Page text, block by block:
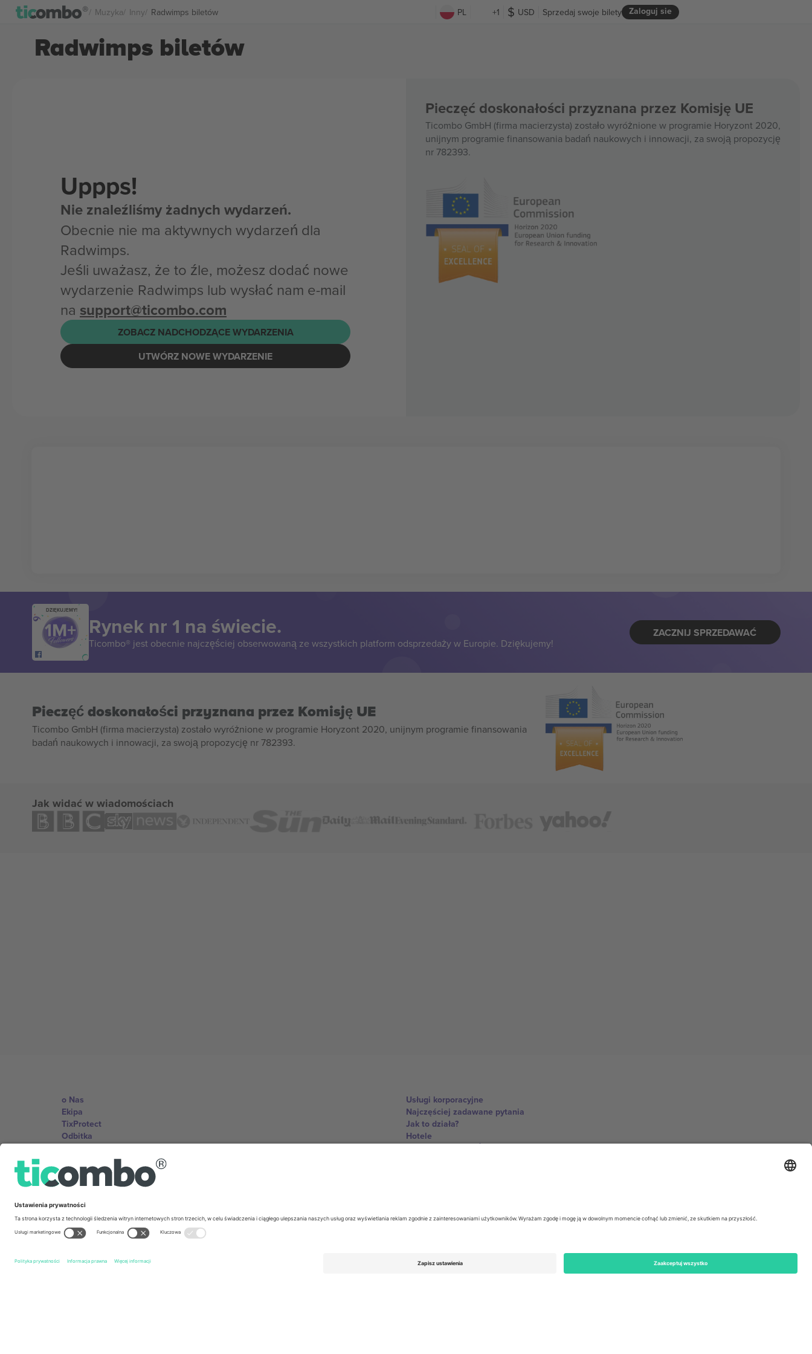
Muzyka Inny Radwimps biletów PL +1 USD Zaloguj sie
Sprzedaj swoje bilety
Radwimps biletów
Uppps!
Nie znaleźliśmy żadnych wydarzeń.
Obecnie nie ma aktywnych wydarzeń dla
Radwimps.
Jeśli uważasz, że to źle, możesz dodać nowe
wydarzenie Radwimps lub wysłać nam e-mail
na support@ticombo.com
ZOBACZ NADCHODZĄCE WYDARZENIA
UTWÓRZ NOWE WYDARZENIE
Pieczęć doskonałości przyznana przez Komisję UE
Ticombo GmbH (firma macierzysta) zostało wyróżnione w programie Horyzont 2020,
unijnym programie finansowania badań naukowych i innowacji, za swoją propozycję
nr 782393.
DZIĘKUJEMY!
Rynek nr 1 na świecie.
Ticombo® jest obecnie najczęściej obserwowaną ze wszystkich platform odsprzedaży w Europie. Dziękujemy!
ZACZNIJ SPRZEDAWAĆ
Pieczęć doskonałości przyznana przez Komisję UE
Ticombo GmbH (firma macierzysta) zostało wyróżnione w programie Horyzont 2020, unijnym programie finansowania
badań naukowych i innowacji, za swoją propozycję nr 782393.
Jak widać w wiadomościach
o Nas
Ekipa
TixProtect
Odbitka
Zasady i warunki
Program partnerski
Usługi korporacyjne
Najczęściej zadawane pytania
Jak to działa?
Hotele
Centrum Pucharu Świata